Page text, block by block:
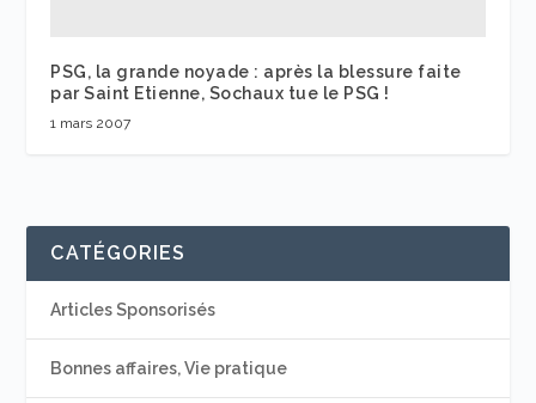
PSG, la grande noyade : après la blessure faite
par Saint Etienne, Sochaux tue le PSG !
1 mars 2007
CATÉGORIES
Articles Sponsorisés
Bonnes affaires, Vie pratique